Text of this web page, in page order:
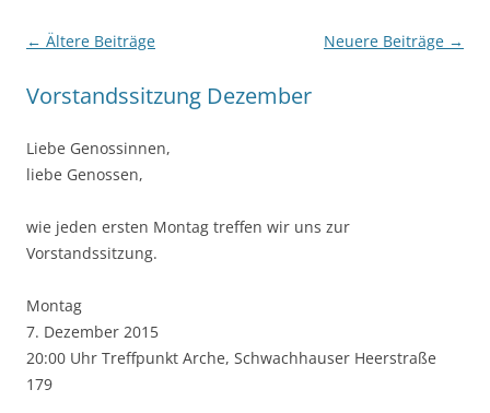
Beitragsnavigation
← Ältere Beiträge Neuere Beiträge →
Vorstandssitzung Dezember
Liebe Genossinnen,
liebe Genossen,
wie jeden ersten Montag treffen wir uns zur
Vorstandssitzung.
Montag
7. Dezember 2015
20:00 Uhr Treffpunkt Arche, Schwachhauser Heerstraße
179